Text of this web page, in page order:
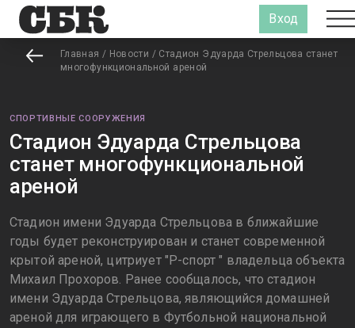
Вход
Главная / Новости / Стадион Эдуарда Стрельцова станет
многофункциональной ареной
СПОРТИВНЫЕ СООРУЖЕНИЯ
Стадион Эдуарда Стрельцова
станет многофункциональной
ареной
Стадион имени Эдуарда Стрельцова в ближайшие
годы будет реконструирован и станет современной
крытой ареной, цитриует "Р-спорт " владельца объекта
Михаил Прохоров. Ранее сообщалось, что стадион
имени Эдуарда Стрельцова, являющийся домашней
ареной для играющего в Футбольной национальной